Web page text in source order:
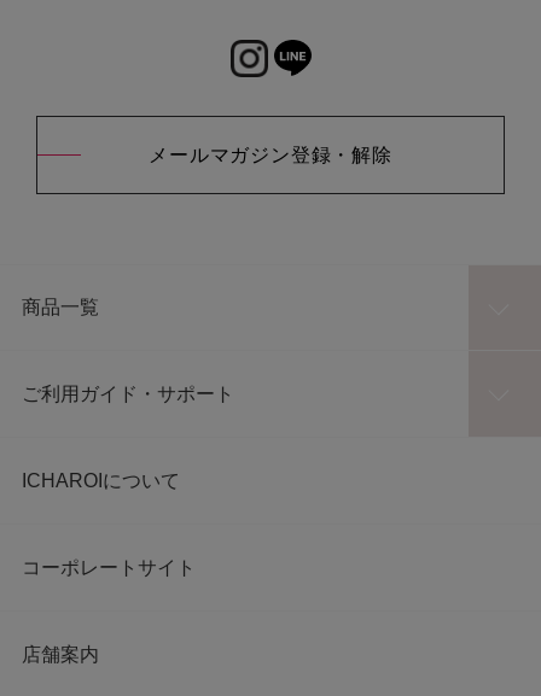
メールマガジン登録・解除
商品一覧
ご利用ガイド・サポート
ICHAROIについて
コーポレートサイト
店舗案内